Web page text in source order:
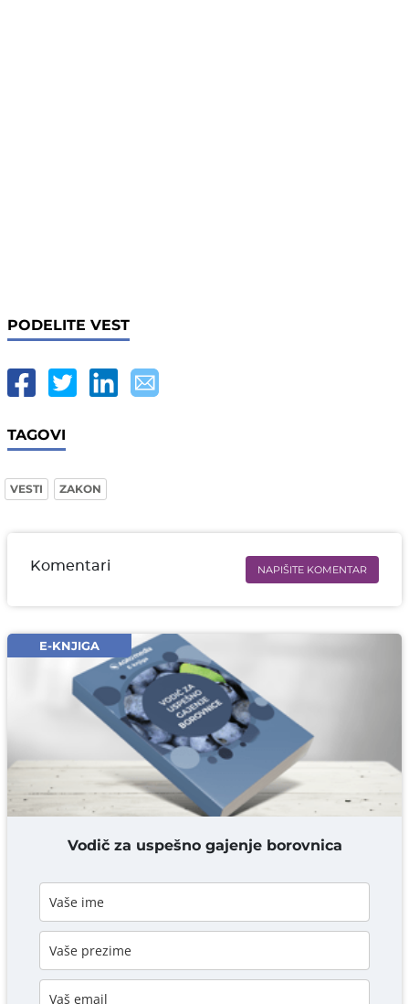
PODELITE VEST
TAGOVI
VESTI ZAKON
Komentari NAPIŠITE KOMENTAR
Email* obavezno
Komentar* obavezno
DODAJ KOMENTAR
E-KNJIGA
Vodič za uspešno gajenje borovnica